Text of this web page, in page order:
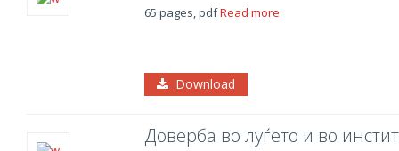
65 pages, pdfRead more
Download
Доверба во луѓето и во